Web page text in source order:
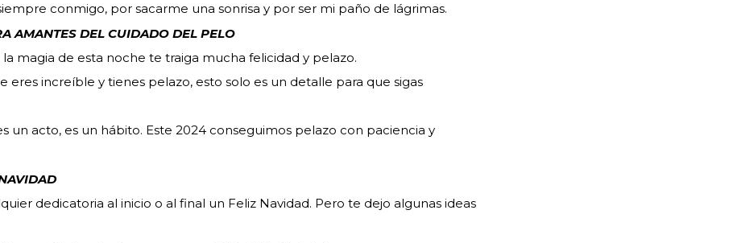
conmigo, por sacarme una sonrisa y por ser mi paño de lágrimas.
AMANTES DEL CUIDADO DEL PELO
la magia de esta noche te traiga mucha felicidad y pelazo.
eres increíble y tienes pelazo, esto solo es un detalle para que sigas
un acto, es un hábito. Este 2024 conseguimos pelazo con paciencia y
dedicatoria al inicio o al final un Feliz Navidad. Pero te dejo algunas ideas